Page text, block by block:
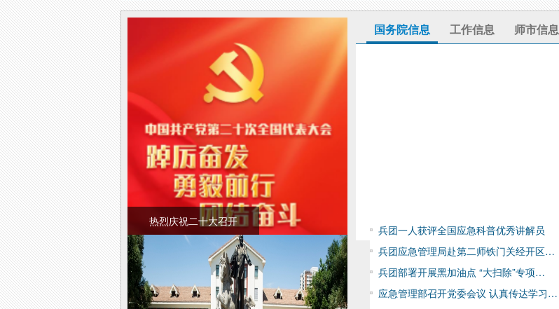
热烈庆祝二十大召开
国务院信息 工作信息 师市信息
兵团一人获评全国应急科普优秀讲解员
兵团应急管理局赴第二师铁门关经开区…
兵团部署开展黑加油点 “大扫除”专项…
应急管理部召开党委会议 认真传达学习…